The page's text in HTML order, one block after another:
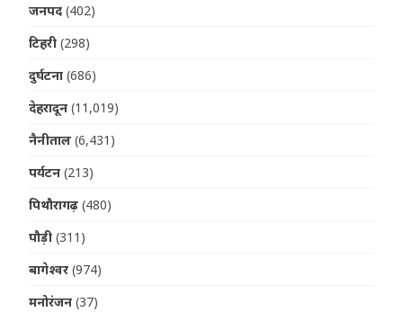
जनपद (402)
टिहरी (298)
दुर्घटना (686)
देहरादून (11,019)
नैनीताल (6,431)
पर्यटन (213)
पिथौरागढ़ (480)
पौड़ी (311)
बागेश्वर (974)
मनोरंजन (37)